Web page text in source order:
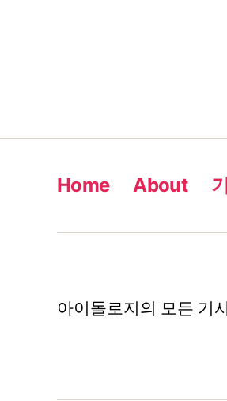
Home About
아이돌로지의 모든 기